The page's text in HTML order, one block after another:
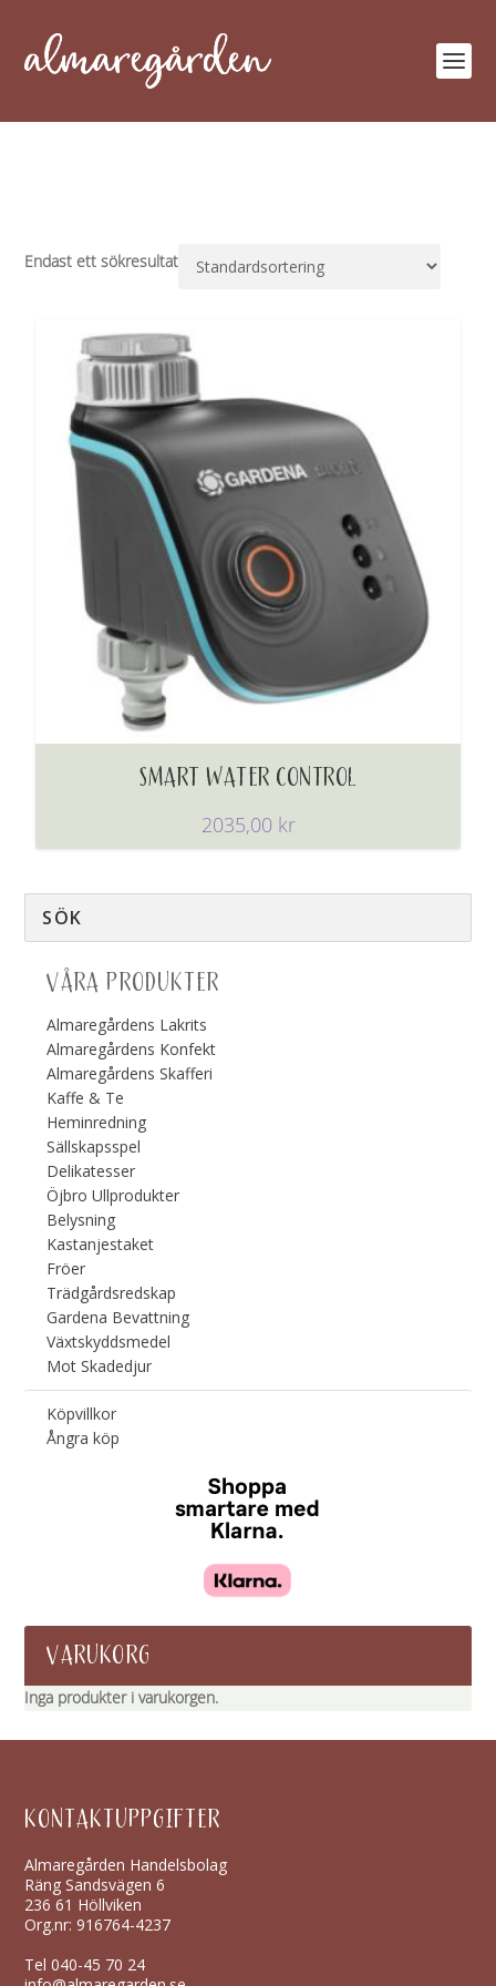
Endast ett sökresultat
SMART WATER CONTROL
2035,00 kr
VÅRA PRODUKTER
Almaregårdens Lakrits
Almaregårdens Konfekt
Almaregårdens Skafferi
Kaffe & Te
Heminredning
Sällskapsspel
Delikatesser
Öjbro Ullprodukter
Belysning
Kastanjestaket
Fröer
Trädgårdsredskap
Gardena Bevattning
Växtskyddsmedel
Mot Skadedjur
Köpvillkor
Ångra köp
VARUKORG
Inga produkter i varukorgen.
KONTAKTUPPGIFTER
Almaregården Handelsbolag
Räng Sandsvägen 6
236 61 Höllviken
Org.nr: 916764-4237
Tel040-45 70 24